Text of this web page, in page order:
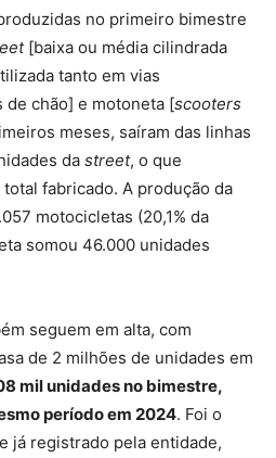
no primeiro bimestre
[baixa ou média cilindrada
tanto em vias
de chão] e motoneta [scooters
meses, saíram das linhas
da street, o que
fabricado. A produção da
motocicletas (20,1% da
somou 46.000 unidades
seguem em alta, com
de 2 milhões de unidades em
mil unidades no bimestre,
período em 2024. Foi o
já registrado pela entidade,